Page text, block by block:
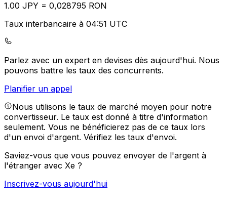
1.00 JPY = 0,028795 RON
Taux interbancaire à 04:51 UTC
Parlez avec un expert en devises dès aujourd'hui. Nous
pouvons battre les taux des concurrents.
Planifier un appel
Nous utilisons le taux de marché moyen pour notre
convertisseur. Le taux est donné à titre d'information
seulement. Vous ne bénéficierez pas de ce taux lors
d'un envoi d'argent. Vérifiez les taux d'envoi.
Saviez-vous que vous pouvez envoyer de l'argent à
l'étranger avec Xe ?
Inscrivez-vous aujourd'hui